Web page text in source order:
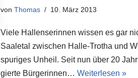
vonThomas 10. März 2013
Vie­le Hal­len­se­rin­nen wis­sen es gar
Saa­l­etal zwi­schen Hal­­le-Tro­­tha und
spu­ri­ges Unheil. Seit nun über 20
gierte Bür­ge­rin­nen…Wei­ter­le­sen »